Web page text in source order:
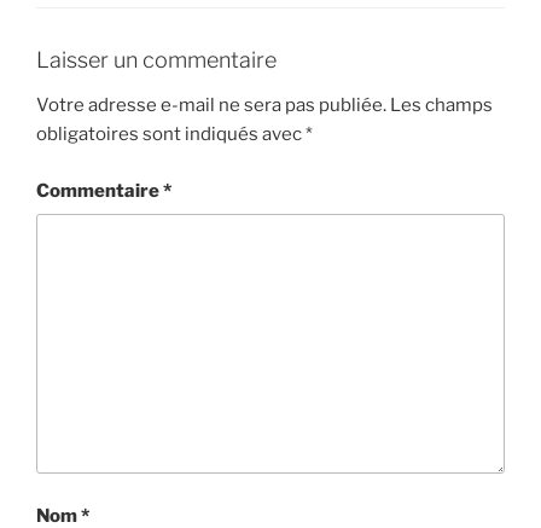
Laisser un commentaire
Votre adresse e-mail ne sera pas publiée. Les champs
obligatoires sont indiqués avec*
Commentaire*
Nom*